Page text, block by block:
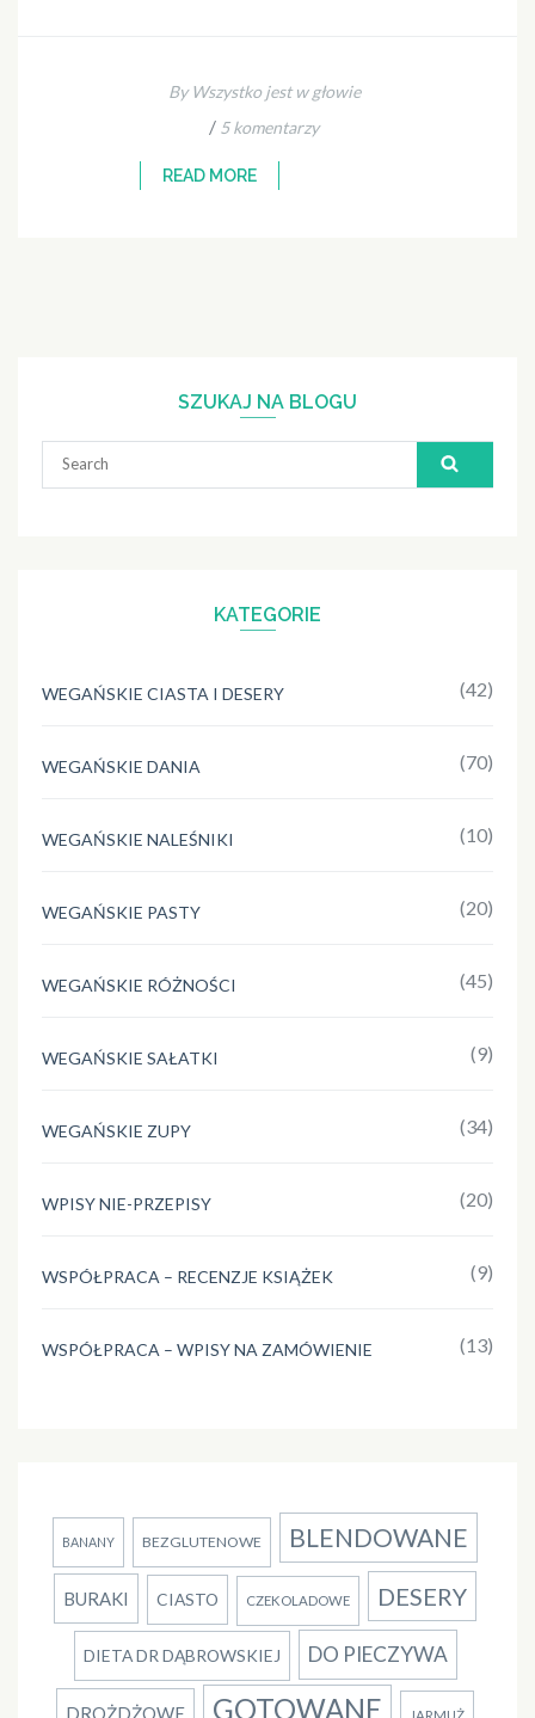
By Wszystko jest w głowie
/ 5 komentarzy
READ MORE
SZUKAJ NA BLOGU
Search
for:
KATEGORIE
WEGAŃSKIE CIASTA I DESERY (42)
WEGAŃSKIE DANIA (70)
WEGAŃSKIE NALEŚNIKI (10)
WEGAŃSKIE PASTY (20)
WEGAŃSKIE RÓŻNOŚCI (45)
WEGAŃSKIE SAŁATKI (9)
WEGAŃSKIE ZUPY (34)
WPISY NIE-PRZEPISY (20)
WSPÓŁPRACA – RECENZJE KSIĄŻEK (9)
WSPÓŁPRACA – WPISY NA ZAMÓWIENIE (13)
BANANY BEZGLUTENOWE BLENDOWANE
BURAKI CIASTO CZEKOLADOWE DESERY
DIETA DR DĄBROWSKIEJ DO PIECZYWA
DROŻDŻOWE GOTOWANE JARMUŻ